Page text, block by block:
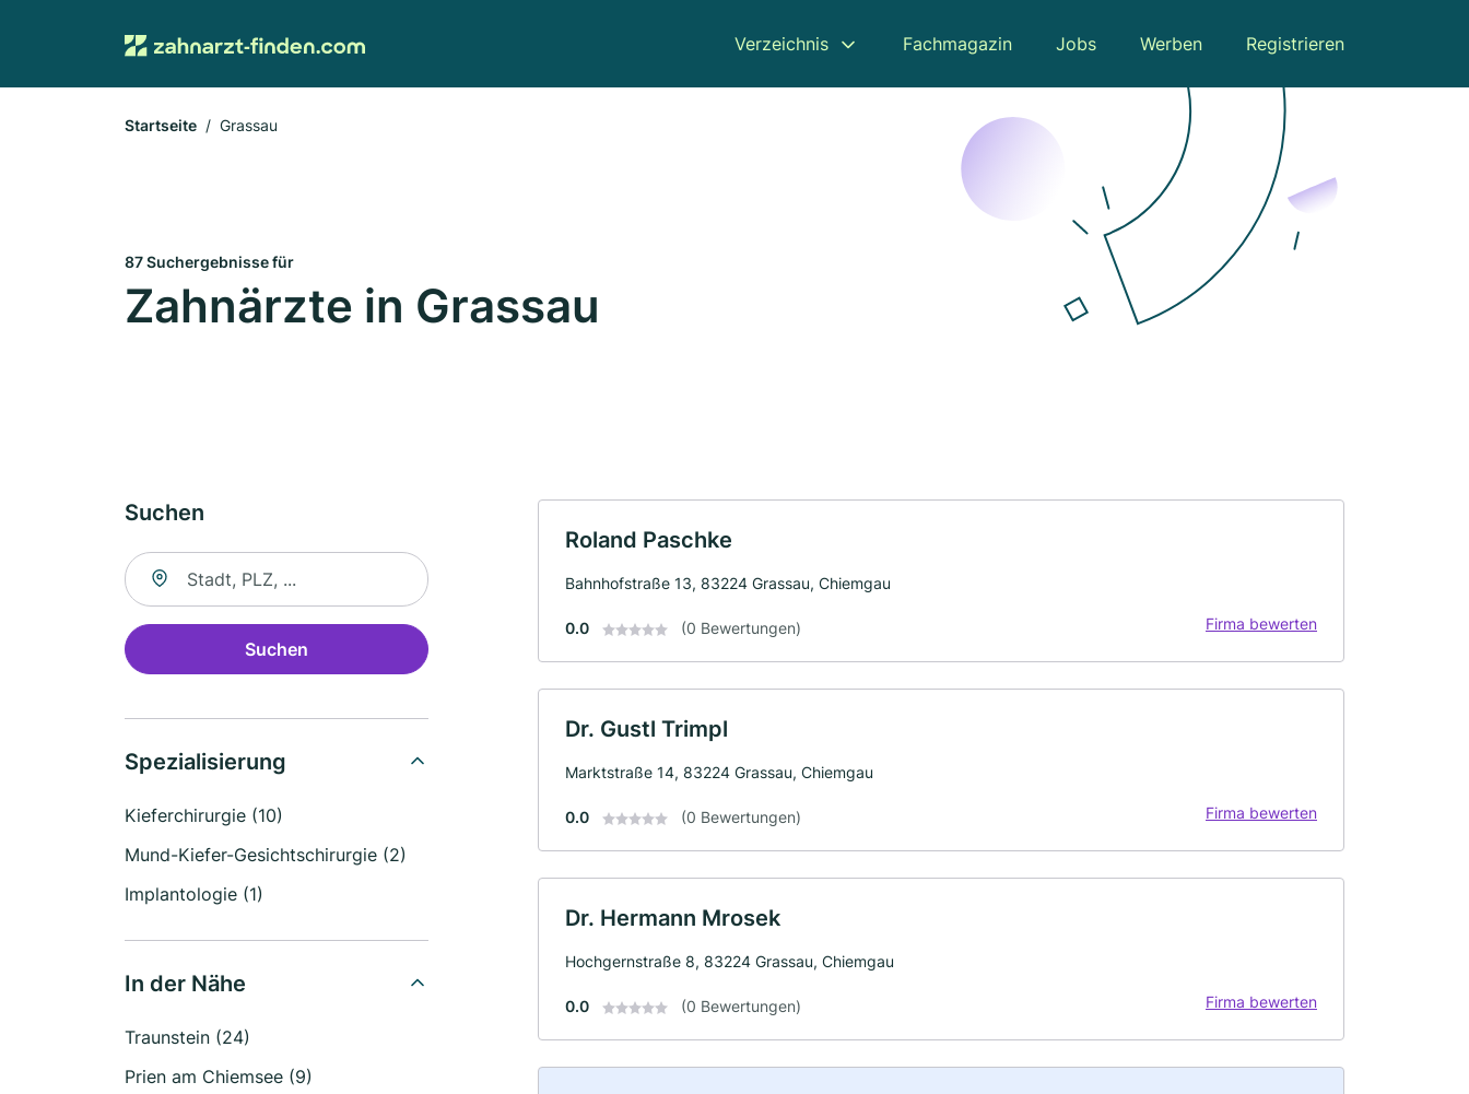
Verzeichnis Fachmagazin Jobs Werben Registrieren
Startseite Grassau
87 Suchergebnisse für
Zahnärzte in Grassau
Suchen
Suche nach Ort
Suchen
Spezialisierung
Kieferchirurgie (10)
Mund-Kiefer-Gesichtschirurgie (2)
Implantologie (1)
In der Nähe
Traunstein (24)
Prien am Chiemsee (9)
Roland Paschke
Bahnhofstraße 13, 83224 Grassau, Chiemgau
0.0 (0 Bewertungen) Firma bewerten
Dr. Gustl Trimpl
Marktstraße 14, 83224 Grassau, Chiemgau
0.0 (0 Bewertungen) Firma bewerten
Dr. Hermann Mrosek
Hochgernstraße 8, 83224 Grassau, Chiemgau
0.0 (0 Bewertungen) Firma bewerten